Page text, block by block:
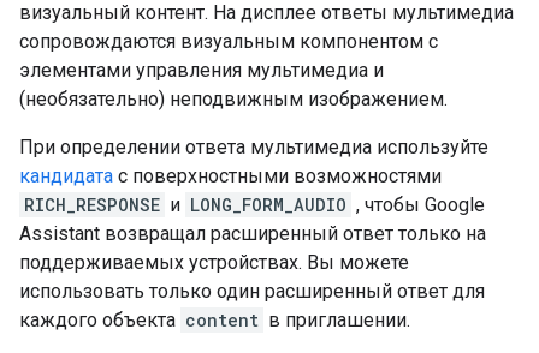
визуальный контент. На дисплее ответы мультимедиа
сопровождаются визуальным компонентом с
элементами управления мультимедиа и
(необязательно) неподвижным изображением.
При определении ответа мультимедиа используйте
кандидата с поверхностными возможностями
RICH_RESPONSE и LONG_FORM_AUDIO , чтобы Google
Assistant возвращал расширенный ответ только на
поддерживаемых устройствах. Вы можете
использовать только один расширенный ответ для
каждого объекта content в приглашении.